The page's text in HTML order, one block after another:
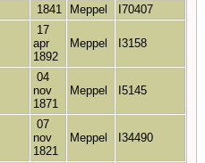
1841 Meppel I70407
17
apr
1892
Meppel I3158
04
nov
1871
Meppel I5145
07
nov
1821
Meppel I34490